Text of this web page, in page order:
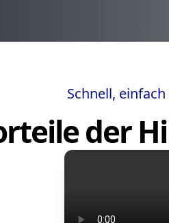
Schnell,
der